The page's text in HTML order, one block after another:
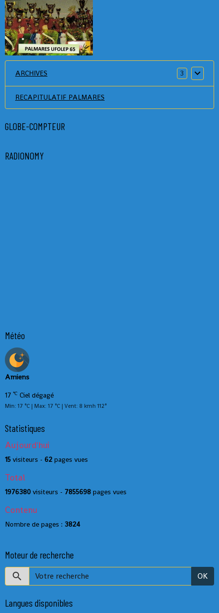
ARCHIVES 3
RECAPITULATIF PALMARES
GLOBE-COMPTEUR
RADIONOMY
Météo
Amiens
17 °C Ciel dégagé
Min: 17 °C | Max: 17 °C | Vent: 8 kmh 112°
Statistiques
Aujourd'hui
15 visiteurs - 62 pages vues
Total
1976380 visiteurs - 7855698 pages vues
Contenu
Nombre de pages : 3824
Moteur de recherche
OK
Langues disponibles